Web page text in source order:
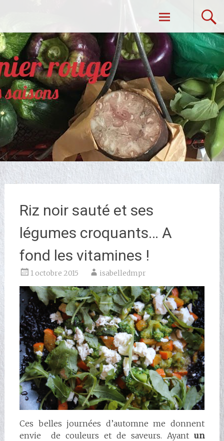
contenu
principal
Riz noir sauté et ses
légumes croquants… A
fond les vitamines !
1 octobre 2015 isabelledmpr
Ces belles journées d’automne me donnent
envie de couleurs et de saveurs. Ayantun